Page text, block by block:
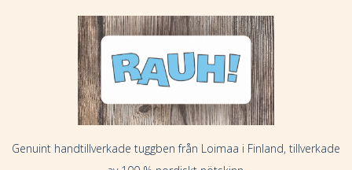
Genuint handtillverkade tuggben från Loimaa i Finland, tillverkade